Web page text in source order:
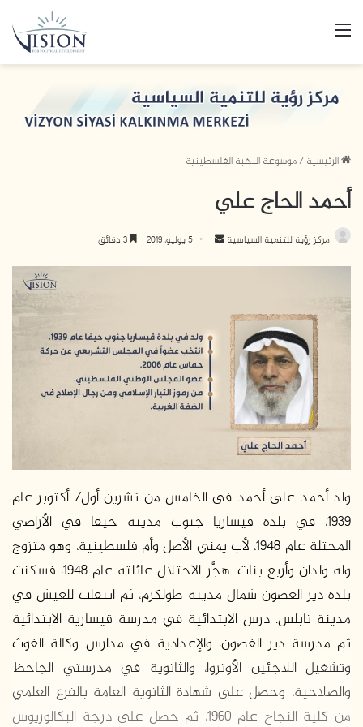
القائمة
الرئيسية/موسوعة النخبة الفلسطينية
أحمد الحاج علي
مركز رؤية للتنمية السياسية
أرسل 5 يوليو، 2019
ولد أحمد علي أحمد في الخامس من تشرين أول/ أكتوبر عام
1939، في بلدة قيساريا جنوب مدينة حيفا في الأراضي
المحتلة عام 1948، لأب يمني الأصل وأم فلسطينية، وهو متزوج
وله ولدان وأربع بنات. هجَّر الاحتلال عائلته عام 1948، فسكنت
بلدة دير الغصون شمال مدينة طولكرم، ثم انتقلت للعيش في
مدينة نابلس. درس الابتدائية في مدرسة قيسارية الابتدائية
ثم مدرسة دير الغصون، والإعدادية في مدارس وكالة الغوث
وتشغيل اللاجئين الأونروا، والثانوية في مدرستي الجاحظ
والصلاحية، وحصل على شهادة الثانوية العامة بالفرع العلمي
من كلية النجاح عام 1960، ثم حصل على درجة البكالوريوس